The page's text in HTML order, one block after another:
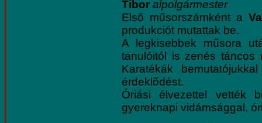
Tibor alpolgármester
Első műsorszámként a
produkciót mutattak be.
A legkisebbek műsora
tanulóitól is zenés táncos
Karatékák
érdeklődést.
Óriási élvezettel vették
gyereknapi vidámsággal,